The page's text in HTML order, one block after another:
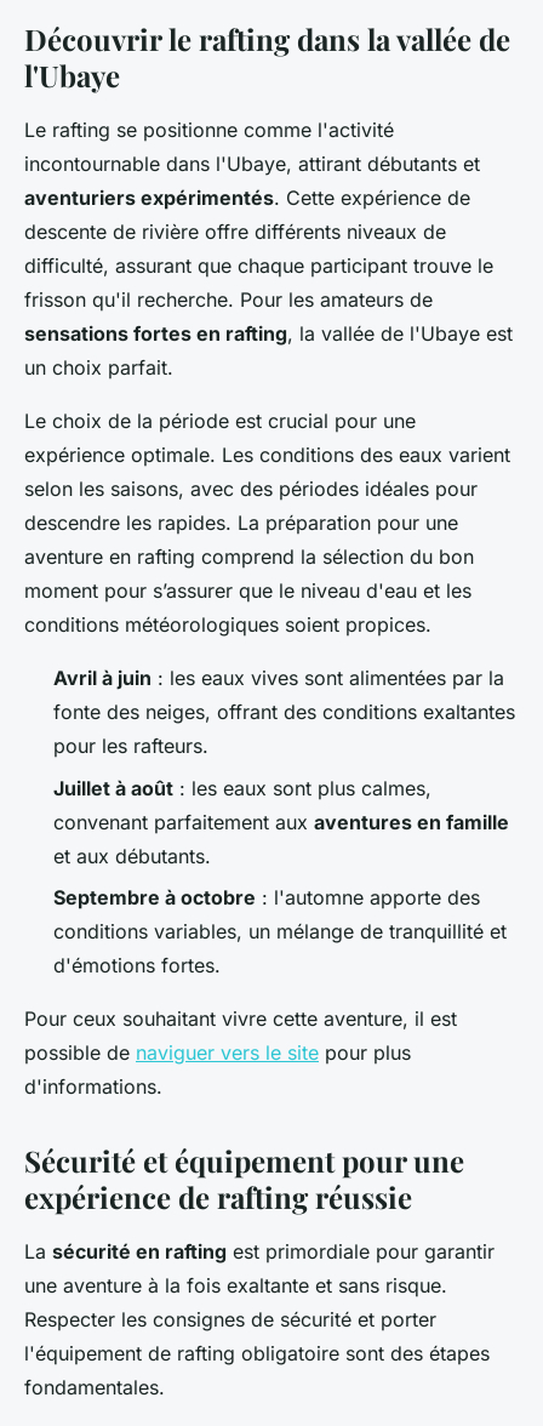
Découvrir le rafting dans la vallée de
l'Ubaye
Le rafting se positionne comme l'activité
incontournable dans l'Ubaye, attirant débutants et
aventuriers expérimentés. Cette expérience de
descente de rivière offre différents niveaux de
difficulté, assurant que chaque participant trouve le
frisson qu'il recherche. Pour les amateurs de
sensations fortes en rafting, la vallée de l'Ubaye est
un choix parfait.
Le choix de la période est crucial pour une
expérience optimale. Les conditions des eaux varient
selon les saisons, avec des périodes idéales pour
descendre les rapides. La préparation pour une
aventure en rafting comprend la sélection du bon
moment pour s’assurer que le niveau d'eau et les
conditions météorologiques soient propices.
Avril à juin : les eaux vives sont alimentées par la
fonte des neiges, offrant des conditions exaltantes
pour les rafteurs.
Juillet à août : les eaux sont plus calmes,
convenant parfaitement aux aventures en famille
et aux débutants.
Septembre à octobre : l'automne apporte des
conditions variables, un mélange de tranquillité et
d'émotions fortes.
Pour ceux souhaitant vivre cette aventure, il est
possible de naviguer vers le site pour plus
d'informations.
Sécurité et équipement pour une
expérience de rafting réussie
La sécurité en rafting est primordiale pour garantir
une aventure à la fois exaltante et sans risque.
Respecter les consignes de sécurité et porter
l'équipement de rafting obligatoire sont des étapes
fondamentales.